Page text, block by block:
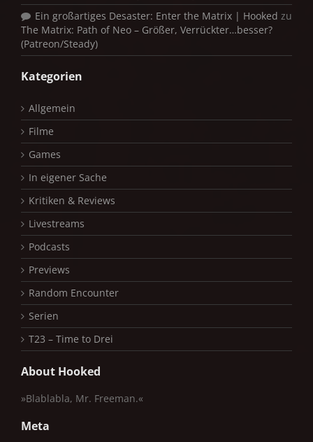
Ein großartiges Desaster: Enter the Matrix | Hooked zu
The Matrix: Path of Neo – Größer, Verrückter…besser?
(Patreon/Steady)
Kategorien
Allgemein
Filme
Games
In eigener Sache
Kritiken & Reviews
Livestreams
Podcasts
Previews
Random Encounter
Serien
T23 – Time to Drei
About Hooked
»Blablabla, Mr. Freeman.«
Meta